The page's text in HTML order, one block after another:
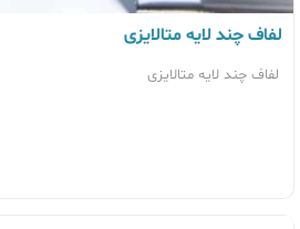
لفاف چند لایه متالایزی
لفاف چند لایه متالایزی